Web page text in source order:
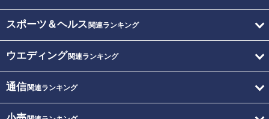
スポーツ＆ヘルス 関連ランキング
ウエディング関連ランキング
通信関連ランキング